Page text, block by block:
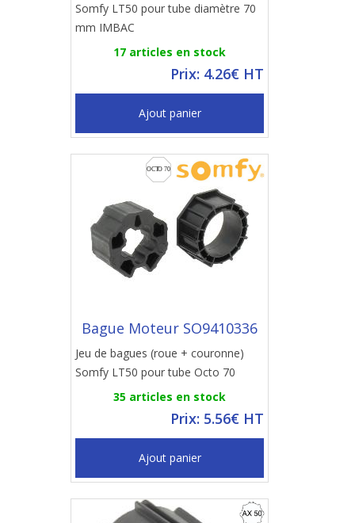
Somfy LT50 pour tube diamètre 70
mm IMBAC
17 articles en stock
Prix: 4.26€ HT
Ajout panier
Bague Moteur SO9410336
Jeu de bagues (roue + couronne)
Somfy LT50 pour tube Octo 70
35 articles en stock
Prix: 5.56€ HT
Ajout panier